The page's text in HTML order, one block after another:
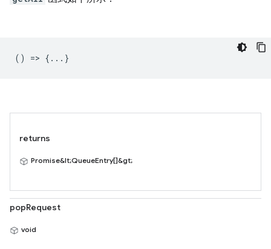
() => {...}
returns
Promise&lt;QueueEntry[]&gt;
popRequest
void